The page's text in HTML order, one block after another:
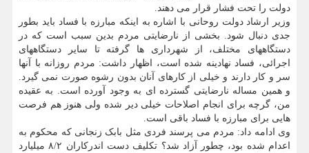
دولت را تحت فشار قرار می دهند.
وزیر ارشاد دولت روحانی با اشاره به اینکه مبارزه با فساد باید بطور
جدی دنبال شود. بخشی از نارضایتی مردم بدین سبب است که در
دستگاههای مختلف، از شهرداری ها گرفته تا سایر دستگاههای
اجرائی، فساد نهادینه شده است، اظهار داشت: مردم روزانه با آنها
سر و کار دارند و خیلی از کارهای آنان بدون رشوه صورت نمی گیرد.
و همین مساله نارضایتی گسترده ای به وجود آورده است. به عقیده
من، گرچه برای انجام اصلاحات خیلی دیر شده ولی هنوز هم فرصت
هایی برای مبارزه با فساد باقی است.
وی ادامه داد: مردم می پرسند فردی مثل بابک زنجانی که محکوم به
اعدام شده بود، چطور آزاد شد؟ تکلیف دست اندرکاران ۸/۲ میلیارد